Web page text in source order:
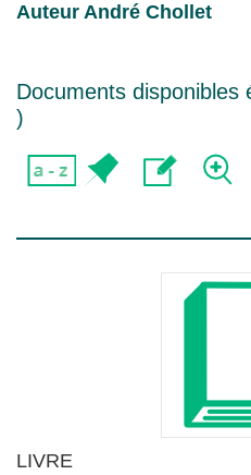
Auteur André Chollet
Documents
)
LIVRE